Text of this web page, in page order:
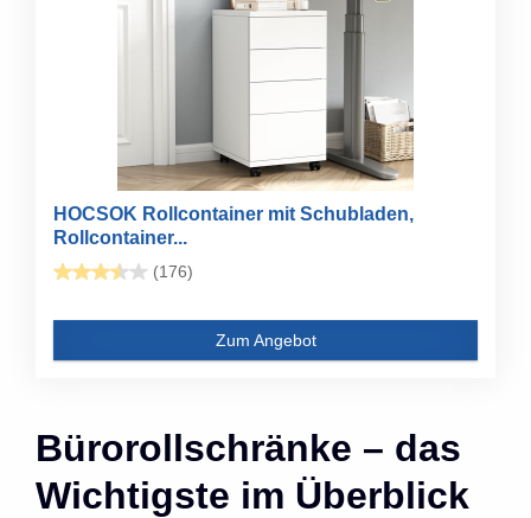
HOCSOK Rollcontainer mit Schubladen,
Rollcontainer...
(176)
Zum Angebot
Bürorollschränke – das
Wichtigste im Überblick